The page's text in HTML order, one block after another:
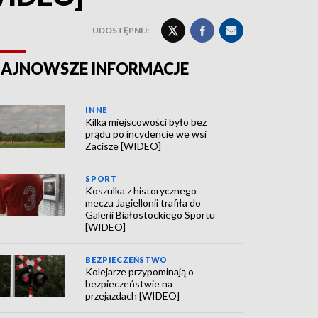
UDOSTĘPNIJ:
INFORMACJE
INNE
Kilka miejscowości było bez
prądu po incydencie we wsi
Zacisze [WIDEO]
SPORT
Koszulka z historycznego
meczu Jagiellonii trafiła do
Galerii Białostockiego Sportu
[WIDEO]
BEZPIECZEŃSTWO
Kolejarze przypominają o
bezpieczeństwie na
przejazdach [WIDEO]